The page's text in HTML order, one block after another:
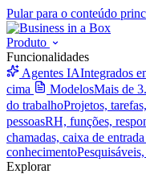
Pular para o conteúdo
Produto
Funcionalidades
Agentes IAIntegrados
cima
ModelosMais de
do trabalhoProjetos,
pessoasRH, funções,
chamadas, caixa de entrada
conhecimento
Explorar